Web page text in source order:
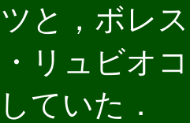
と，ボレ
リュビオ
ていた．